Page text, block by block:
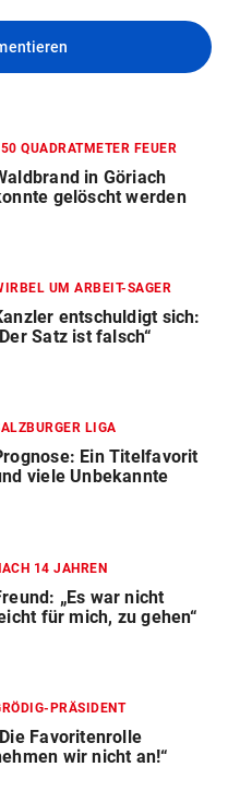
QUADRATMETER FEUER
in Göriach
gelöscht werden
UM ARBEIT-SAGER
entschuldigt sich:
Satz ist falsch“
LIGA
Ein Titelfavorit
viele Unbekannte
14 JAHREN
„Es war nicht
für mich, zu gehen“
PRÄSIDENT
Favoritenrolle
wir nicht an!“